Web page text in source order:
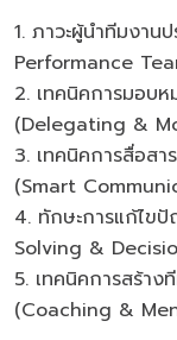
1. ภาวะผู้นำทีมงา
Performance
2. เทคนิคการมอบ
(Delegating &
3. เทคนิคการสื่อสา
(Smart
4. ทักษะการแก้ไข
Solving &
5. เทคนิคการสร้า
(Coaching &